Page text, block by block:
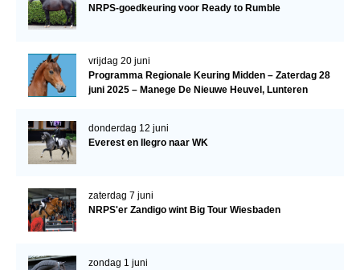
NRPS-goedkeuring voor Ready to Rumble
vrijdag 20 juni
Programma Regionale Keuring Midden – Zaterdag 28
juni 2025 – Manege De Nieuwe Heuvel, Lunteren
donderdag 12 juni
Everest en Ilegro naar WK
zaterdag 7 juni
NRPS'er Zandigo wint Big Tour Wiesbaden
zondag 1 juni